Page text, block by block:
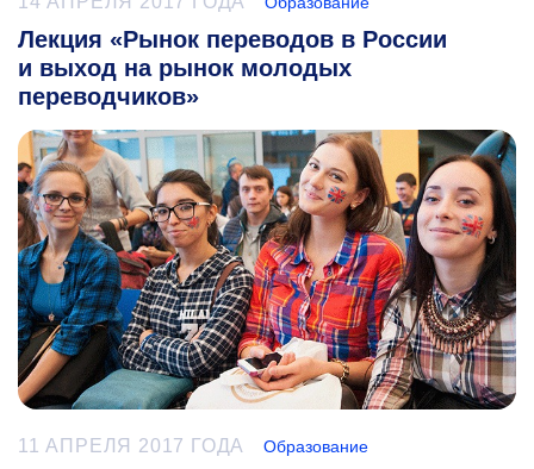
Лекция «Рынок переводов в России
и выход на рынок молодых
переводчиков»
11 АПРЕЛЯ 2017 ГОДА Образование